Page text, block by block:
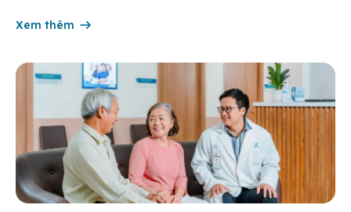
đến cơ tim giảm hoặc ngừng đột ngột. […]
Xem thêm